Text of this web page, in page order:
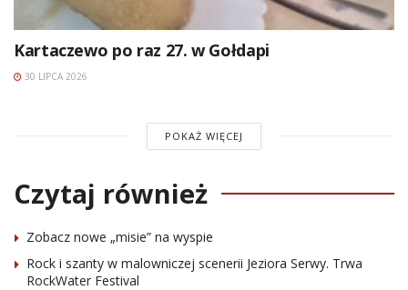
Kartaczewo po raz 27. w Gołdapi
30 LIPCA 2026
POKAŻ WIĘCEJ
Czytaj również
Zobacz nowe „misie” na wyspie
Rock i szanty w malowniczej scenerii Jeziora Serwy. Trwa
RockWater Festival